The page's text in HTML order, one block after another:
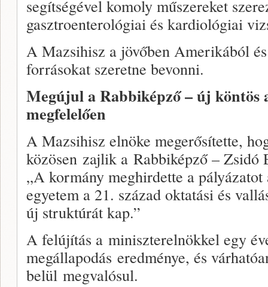
segítségével komoly műszereket
gasztroenterológiai és kardiológiai
A Mazsihisz a jövőben Amerikából
forrásokat szeretne bevonni.
Megújul a Rabbiképző – új köntös
megfelelően
A Mazsihisz elnöke megerősítette,
közösen zajlik a Rabbiképző – Zsidó
„A kormány meghirdette a
egyetem a 21. század oktatási és
új struktúrát kap.”
A felújítás a miniszterelnökkel egy
megállapodás eredménye, és
belül megvalósul.